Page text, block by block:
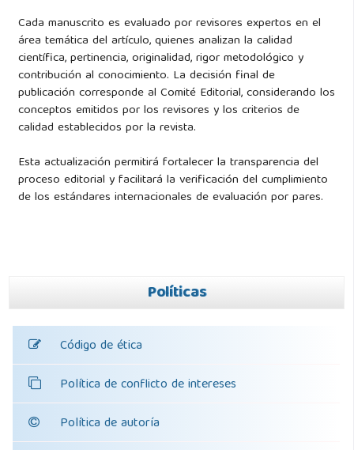
Cada manuscrito es evaluado por revisores expertos en el
área temática del artículo, quienes analizan la calidad
científica, pertinencia, originalidad, rigor metodológico y
contribución al conocimiento. La decisión final de
publicación corresponde al Comité Editorial, considerando los
conceptos emitidos por los revisores y los criterios de
calidad establecidos por la revista.
Esta actualización permitirá fortalecer la transparencia del
proceso editorial y facilitará la verificación del cumplimiento
de los estándares internacionales de evaluación por pares.
Políticas
Código de ética
Política de conflicto de intereses
Política de autoría